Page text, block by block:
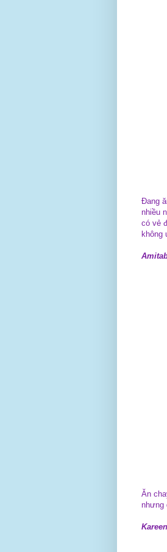
Đang
nhiều
có vẻ
không
Ăn
nhưng